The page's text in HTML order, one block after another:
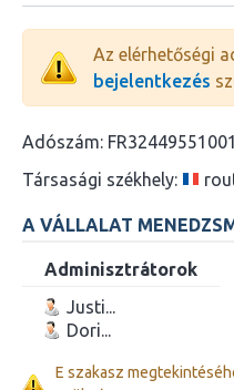
Az elérhetőségi
bejelentkezés
Adószám: FR32449551001
Társasági székhely:
A VÁLLALAT
Adminisztrátorok
Justi...
Dori...
E szakasz